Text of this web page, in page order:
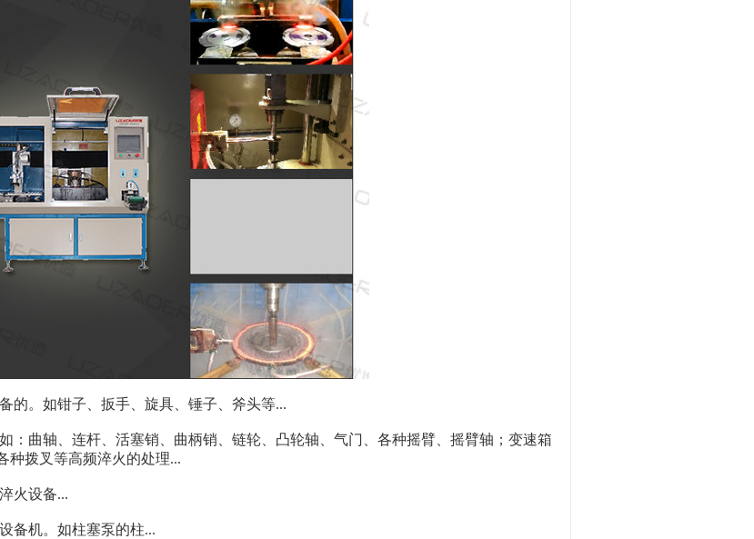
的。如钳子、扳手、旋具、锤子、斧头等...
：曲轴、连杆、活塞销、曲柄销、链轮、凸轮轴、气门、各种摇臂、摇臂轴；变速箱
种拨叉等高频淬火的处理...
火设备...
备机。如柱塞泵的柱...